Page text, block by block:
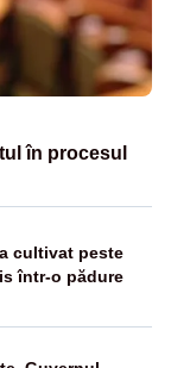
în procesul
cultivat peste
într-o pădure